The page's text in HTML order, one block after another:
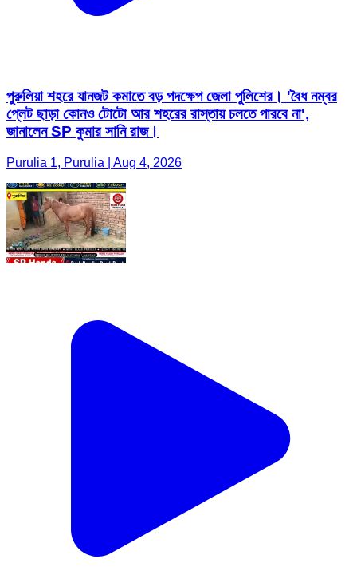
পুরুলিয়া শহরে যানজট কমাতে বড় পদক্ষেপ জেলা পুলিশের। 'বৈধ নম্বর
প্লেট ছাড়া কোনও টোটো আর শহরের রাস্তায় চলতে পারবে না',
জানালেন SP কুমার সানি রাজ।
Purulia 1, Purulia | Aug 4, 2026